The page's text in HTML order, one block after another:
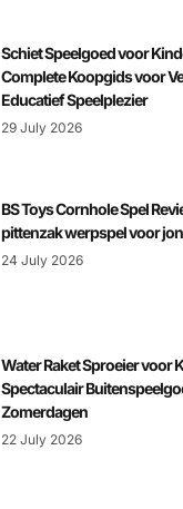
Schiet Speelgoed voor
Complete Koopgids voor
Educatief Speelplezier
29 July 2026
BS Toys Cornhole Spel
pittenzak werpspel voor
24 July 2026
Water Raket Sproeier voor
Spectaculair
Zomerdagen
22 July 2026